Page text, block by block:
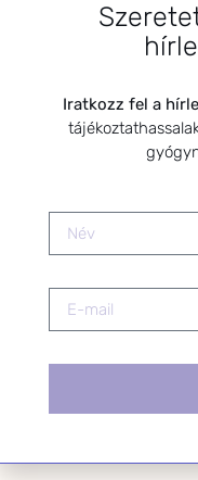
Hozzájárulok,
Adatkezelési
foglaltak szerint
A hírlevélről
leiratkozhatsz a
Iratkozz fel a